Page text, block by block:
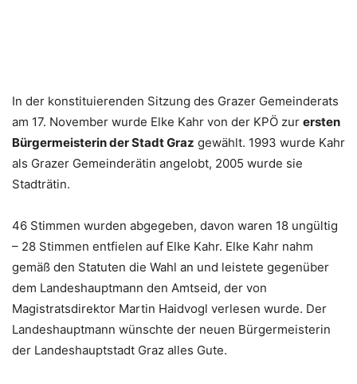
In der konstituierenden Sitzung des Grazer Gemeinderats
am 17. November wurde Elke Kahr von der KPÖ zur ersten
Bürgermeisterin der Stadt Graz gewählt. 1993 wurde Kahr
als Grazer Gemeinderätin angelobt, 2005 wurde sie
Stadträtin.
46 Stimmen wurden abgegeben, davon waren 18 ungültig
– 28 Stimmen entfielen auf Elke Kahr. Elke Kahr nahm
gemäß den Statuten die Wahl an und leistete gegenüber
dem Landeshauptmann den Amtseid, der von
Magistratsdirektor Martin Haidvogl verlesen wurde. Der
Landeshauptmann wünschte der neuen Bürgermeisterin
der Landeshauptstadt Graz alles Gute.